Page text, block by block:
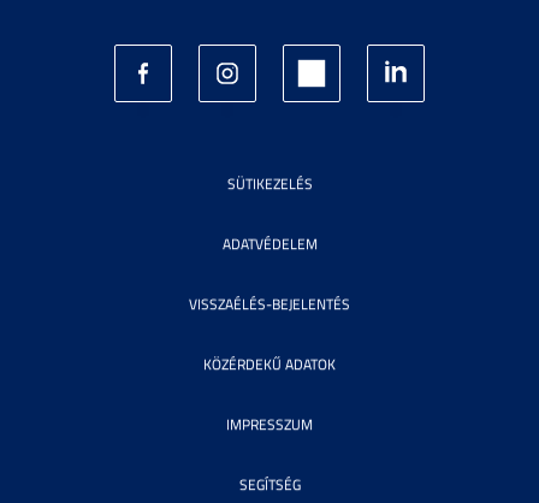
SÜTIKEZELÉS
ADATVÉDELEM
VISSZAÉLÉS-BEJELENTÉS
KÖZÉRDEKŰ ADATOK
IMPRESSZUM
SEGÍTSÉG